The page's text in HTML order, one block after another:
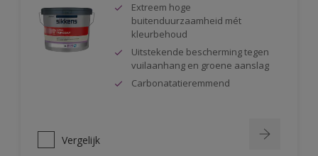
Extreem hoge
buitenduurzaamheid mét
kleurbehoud
Uitstekende bescherming tegen
vuilaanhang en groene aanslag
Carbonatatieremmend
Vergelijk